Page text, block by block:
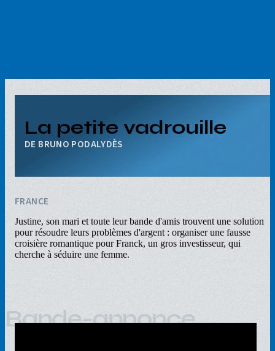
La petite vadrouille
BRUNO PODALYDÈS
FRANCE
Justine, son mari et toute leur bande d'amis trouvent une solution
pour résoudre leurs problèmes d'argent : organiser une fausse
croisière romantique pour Franck, un gros investisseur, qui
cherche à séduire une femme.
Bande-annonce